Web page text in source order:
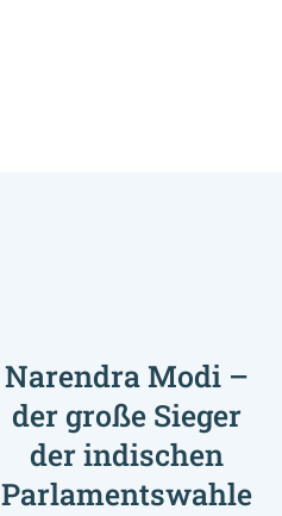
Narendra Modi –
der große Sieger
der indischen
Parlamentswahlen